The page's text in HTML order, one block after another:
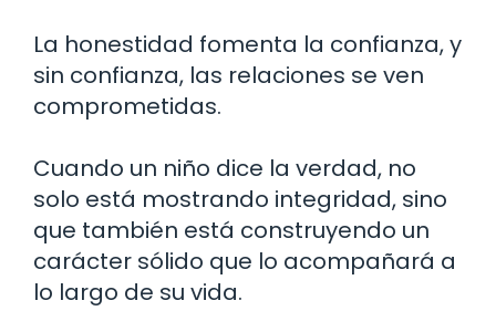
La honestidad fomenta la confianza, y
sin confianza, las relaciones se ven
comprometidas.
Cuando un niño dice la verdad, no
solo está mostrando integridad, sino
que también está construyendo un
carácter sólido que lo acompañará a
lo largo de su vida.